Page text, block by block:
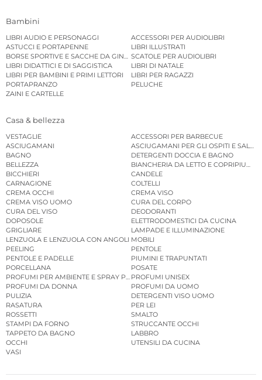
Bambini
LIBRI AUDIO E PERSONAGGI
ACCESSORI PER AUDIOLIBRI
ASTUCCI E PORTAPENNE
LIBRI ILLUSTRATI
BORSE SPORTIVE E SACCHE DA GINNASTICASCATOLE PER AUDIOLIBRI
LIBRI DIDATTICI E DI SAGGISTICA
LIBRI DI NATALE
LIBRI PER BAMBINI E PRIMI LETTORI
LIBRI PER RAGAZZI
PORTAPRANZO
PELUCHE
ZAINI E CARTELLE
Casa & bellezza
VESTAGLIE
ACCESSORI PER BARBECUE
ASCIUGAMANI
ASCIUGAMANI PER GLI OSPITI E
BAGNO
DETERGENTI DOCCIA E BAGNO
BELLEZZA
BIANCHERIA DA LETTO E COPRIPIUMINI
BICCHIERI
CANDELE
CARNAGIONE
COLTELLI
CREMA OCCHI
CREMA VISO
CREMA VISO UOMO
CURA DEL CORPO
CURA DEL VISO
DEODORANTI
DOPOSOLE
ELETTRODOMESTICI DA CUCINA
GRIGLIARE
LAMPADE E ILLUMINAZIONE
LENZUOLA E LENZUOLA CON ANGOLI MOBILI
PEELING
PENTOLE
PENTOLE E PADELLE
PIUMINI E TRAPUNTATI
PORCELLANA
POSATE
PROFUMI PER AMBIENTE E SPRAY PER AMBIENTE
PROFUMI UNISEX
PROFUMI DA DONNA
PROFUMI DA UOMO
PULIZIA
DETERGENTI VISO UOMO
RASATURA
PER LEI
ROSSETTI
SMALTO
STAMPI DA FORNO
STRUCCANTE OCCHI
TAPPETO DA BAGNO
LABBRO
OCCHI
UTENSILI DA CUCINA
VASI